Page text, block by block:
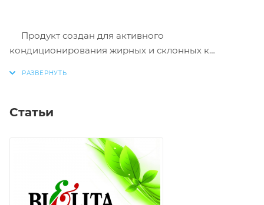
Продукт создан для активного
кондиционирования жирных и склонных к
тонизирующим, успокаивающим и
противосеборейным действием, регулирует
секрецию сальных желез, делает волосы
послушными и здоровыми, облегчает процесс
укладки волос и дарит ослепительный блеск и
Статьи